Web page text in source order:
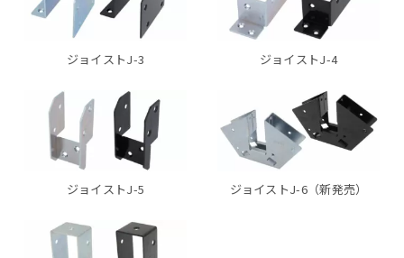
ジョイストJ-3 ジョイストJ-4
ジョイストJ-5 ジョイストJ-6（新発売）